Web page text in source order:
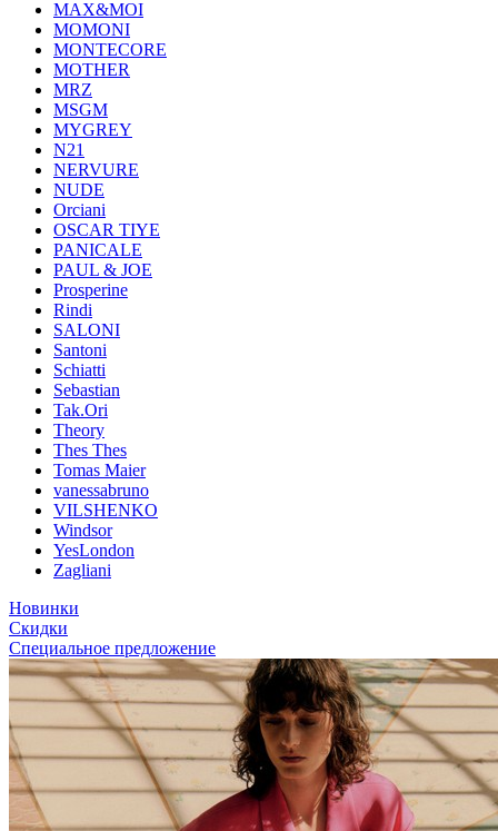
MAX&MOI
MOMONI
MONTECORE
MOTHER
MRZ
MSGM
MYGREY
N21
NERVURE
NUDE
Orciani
OSCAR TIYE
PANICALE
PAUL & JOE
Prosperine
Rindi
SALONI
Santoni
Schiatti
Sebastian
Tak.Ori
Theory
Thes Thes
Tomas Maier
vanessabruno
VILSHENKO
Windsor
YesLondon
Zagliani
Новинки
Скидки
Специальное предложение